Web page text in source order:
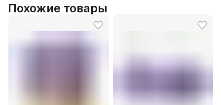
Похожие товары